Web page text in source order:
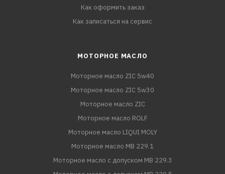
Как оформить заказ
Как записаться на сервис
МОТОРНОЕ МАСЛО
Моторное масло ZIC 5w40
Моторное масло ZIC 5w30
Моторное масло ZIC
Моторное масло ROLF
Моторное масло LIQUI MOLY
Моторное масло MB 229.1
Моторное масло с допуском MB 229.3